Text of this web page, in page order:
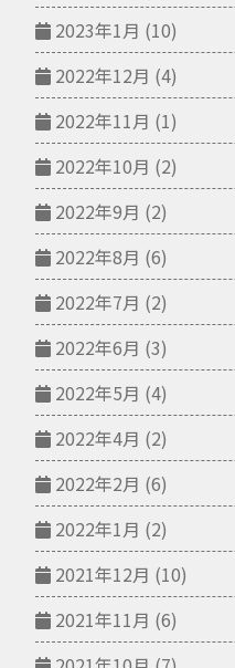
2023年1月 (10)
2022年12月 (4)
2022年11月 (1)
2022年10月 (2)
2022年9月 (2)
2022年8月 (6)
2022年7月 (2)
2022年6月 (3)
2022年5月 (4)
2022年4月 (2)
2022年2月 (6)
2022年1月 (2)
2021年12月 (10)
2021年11月 (6)